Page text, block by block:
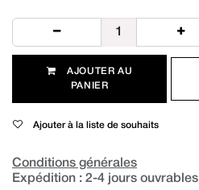
AJOUTER AU
PANIER​
Ajouter à la liste de souhaits
Conditions générales
Expédition : 2-4 jours ouvrables